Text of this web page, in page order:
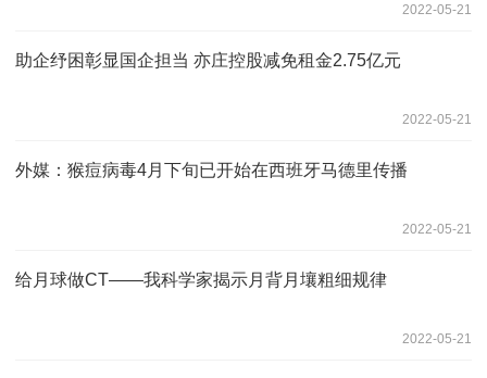
2022-05-21
助企纾困彰显国企担当 亦庄控股减免租金2.75亿元
2022-05-21
外媒：猴痘病毒4月下旬已开始在西班牙马德里传播
2022-05-21
给月球做CT——我科学家揭示月背月壤粗细规律
2022-05-21